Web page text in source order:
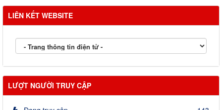
LIÊN KẾT WEBSITE
LƯỢT NGƯỜI TRUY CẬP